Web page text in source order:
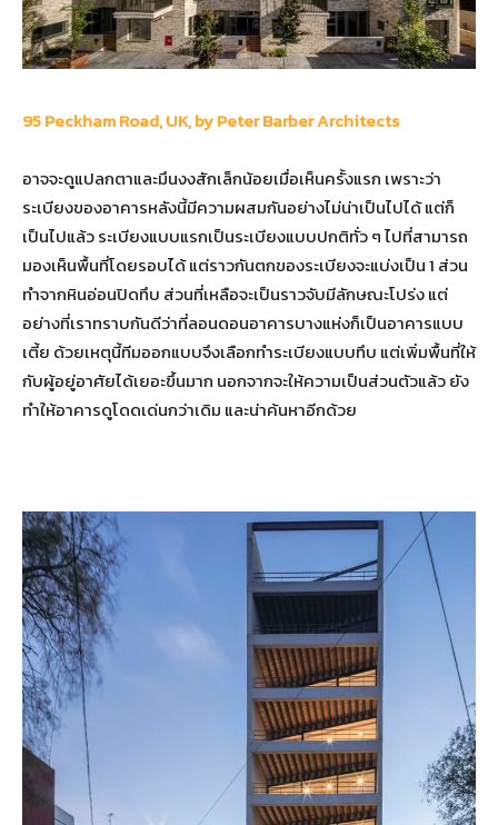
95 Peckham Road, UK, by Peter Barber Architects
อาจจะดูแปลกตาและมึนงงสักเล็กน้อยเมื่อเห็นครั้งแรก เพราะว่า
ระเบียงของอาคารหลังนี้มีความผสมกันอย่างไม่น่าเป็นไปได้ แต่ก็
เป็นไปแล้ว ระเบียงแบบแรกเป็นระเบียงแบบปกติทั่ว ๆ ไปที่สามารถ
มองเห็นพื้นที่โดยรอบได้ แต่ราวกันตกของระเบียงจะแบ่งเป็น 1 ส่วน
ทำจากหินอ่อนปิดทึบ ส่วนที่เหลือจะเป็นราวจับมีลักษณะโปร่ง แต่
อย่างที่เราทราบกันดีว่าที่ลอนดอนอาคารบางแห่งก็เป็นอาคารแบบ
เตี้ย ด้วยเหตุนี้ทีมออกแบบจึงเลือกทำระเบียงแบบทึบ แต่เพิ่มพื้นที่ให้
กับผู้อยู่อาศัยได้เยอะขึ้นมาก นอกจากจะให้ความเป็นส่วนตัวแล้ว ยัง
ทำให้อาคารดูโดดเด่นกว่าเดิม และน่าค้นหาอีกด้วย